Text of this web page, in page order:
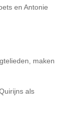
en Antonie
maken
als